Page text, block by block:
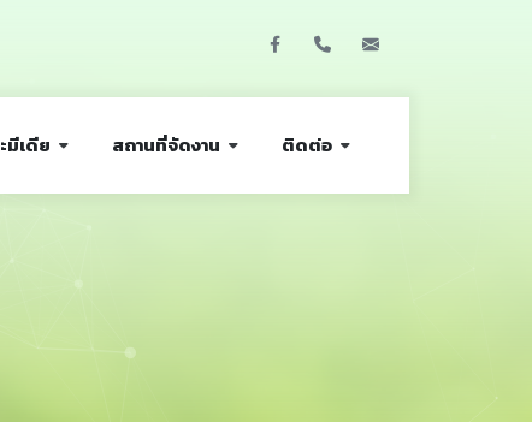
Facebook02 229 3503, 3515
มีเดีย สถานที่จัดงาน ติดต่อ